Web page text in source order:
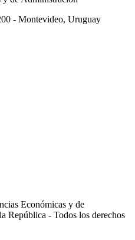
- Montevideo, Uruguay
Económicas y de
República - Todos los derechos